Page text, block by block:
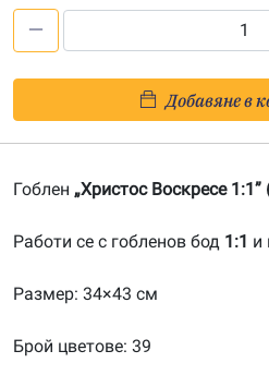
Воскресе
1:1-
Добавяне в
Гоблен „Христос Воскресе
Работи се с гобленов бод 1:1 и
Размер: 34×43 см
Брой цветове: 39